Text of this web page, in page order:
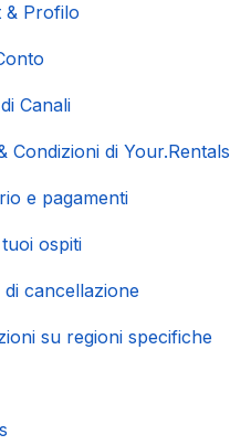
& Profilo
Canali
Condizioni di Your.Rentals
e pagamenti
ospiti
di cancellazione
su regioni specifiche